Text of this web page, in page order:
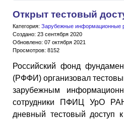
Открыт тестовый
Категория: Зарубежные информационные
Создано: 23 сентября 2020
Обновлено: 07 октября 2021
Просмотров: 8152
Российский фонд
(РФФИ) организовал
зарубежным
сотрудники ПФИЦ УрО
дневный тестовый доступ